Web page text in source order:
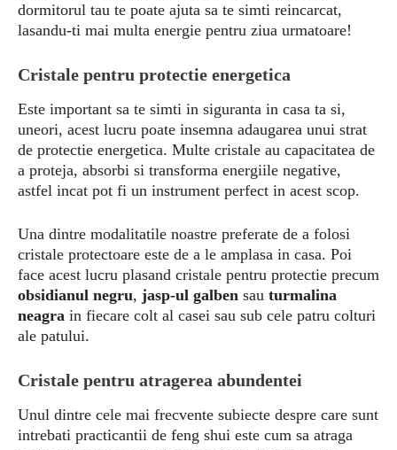
dormitorul tau te poate ajuta sa te simti reincarcat,
lasandu-ti mai multa energie pentru ziua urmatoare!
Cristale pentru protectie energetica
Este important sa te simti in siguranta in casa ta si,
uneori, acest lucru poate insemna adaugarea unui strat
de protectie energetica. Multe cristale au capacitatea de
a proteja, absorbi si transforma energiile negative,
astfel incat pot fi un instrument perfect in acest scop.
Una dintre modalitatile noastre preferate de a folosi
cristale protectoare este de a le amplasa in casa. Poi
face acest lucru plasand cristale pentru protectie precum
obsidianul negru, jasp-ul galben sau turmalina
neagra in fiecare colt al casei sau sub cele patru colturi
ale patului.
Cristale pentru atragerea abundentei
Unul dintre cele mai frecvente subiecte despre care sunt
intrebati practicantii de feng shui este cum sa atraga